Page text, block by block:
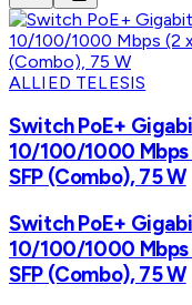
ALLIED TELESIS
Switch PoE+
10/100/1000
SFP (Combo), 75 W
Switch PoE+
10/100/1000
SFP (Combo), 75 W